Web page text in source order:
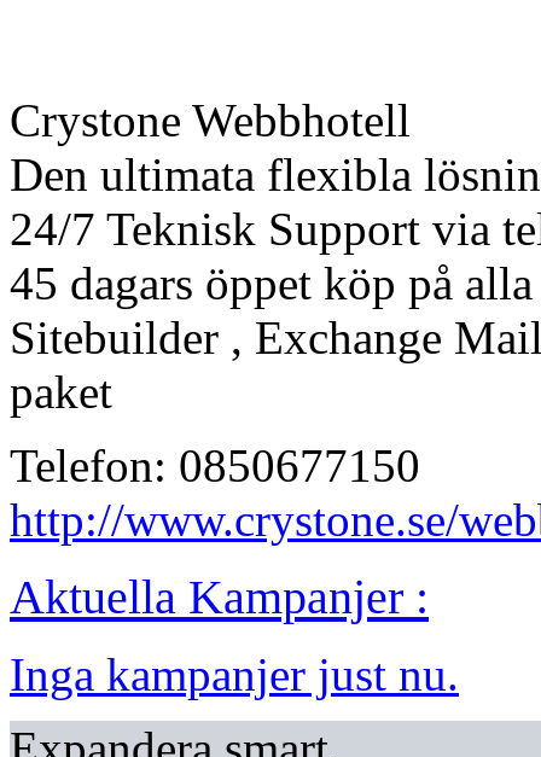
Crystone Webbhotell
Den ultimata flexibla
24/7 Teknisk Support via
45 dagars öppet köp på
Sitebuilder , Exchange
paket
Telefon: 0850677150
http://www.crystone.se/
Aktuella Kampanjer :
Inga kampanjer just nu.